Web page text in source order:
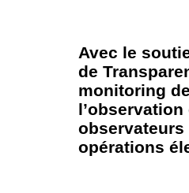
Avec le
de
monitoring
observateurs
opérations